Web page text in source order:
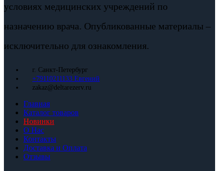
условиях медицинских учреждений по
назначению врача. Опубликованные материалы –
исключительно для ознакомления.
г. Санкт-Петербург
+79110211133 Евгений
zakaz@deltarezerv.ru
Главная
Каталог товаров
Новинки
О Нас
Контакты
Доставка и Оплата
Отзывы